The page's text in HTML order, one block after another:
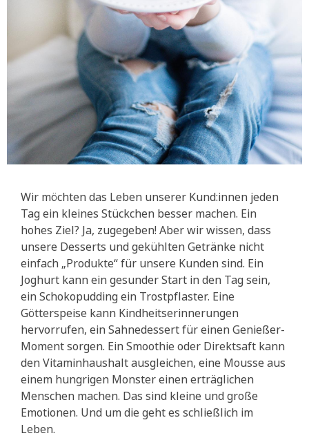
Wir möchten das Leben unserer Kund:innen jeden
Tag ein kleines Stückchen besser machen. Ein
hohes Ziel? Ja, zugegeben! Aber wir wissen, dass
unsere Desserts und gekühlten Getränke nicht
einfach „Produkte“ für unsere Kunden sind. Ein
Joghurt kann ein gesunder Start in den Tag sein,
ein Schokopudding ein Trostpflaster. Eine
Götterspeise kann Kindheitserinnerungen
hervorrufen, ein Sahnedessert für einen Genießer-
Moment sorgen. Ein Smoothie oder Direktsaft kann
den Vitaminhaushalt ausgleichen, eine Mousse aus
einem hungrigen Monster einen erträglichen
Menschen machen. Das sind kleine und große
Emotionen. Und um die geht es schließlich im
Leben.